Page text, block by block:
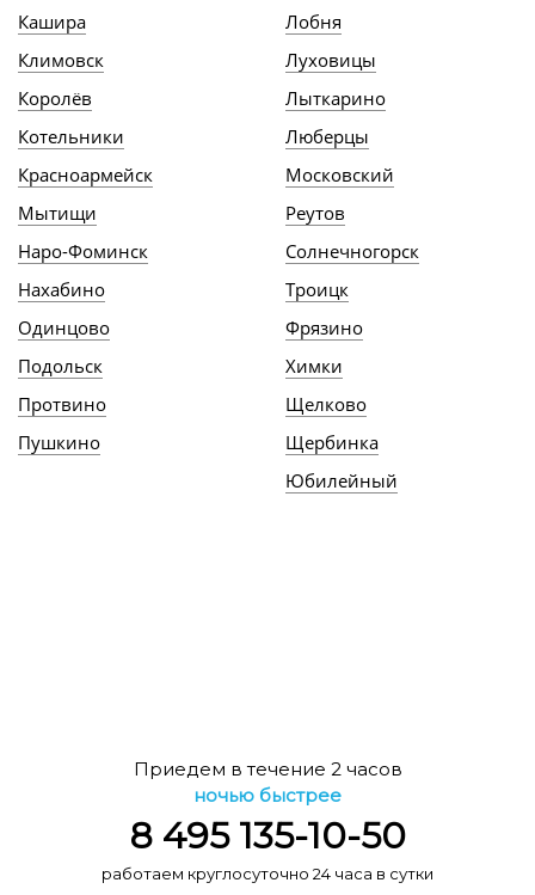
Кашира
Климовск
Королёв
Котельники
Красноармейск
Лобня
Луховицы
Лыткарино
Люберцы
Московский
Мытищи
Наро-Фоминск
Нахабино
Одинцово
Подольск
Протвино
Пушкино
Реутов
Солнечногорск
Троицк
Фрязино
Химки
Щелково
Щербинка
Юбилейный
Приедем в течение 2 часов
ночью быстрее
8 495 135-10-50
работаем круглосуточно 24 часа в сутки